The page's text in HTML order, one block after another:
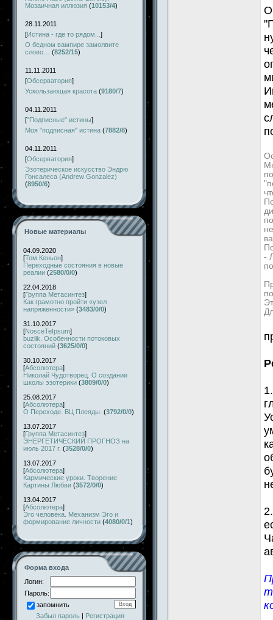
Мозаичная иллюзия (10153/4)
28.11.2011
[Истина - где то рядом... ]
О бедном вампире замолвите
слово…
(8252/15)
11.11.2011
[Обсерватория]
Ускользающая красота (9180/7)
04.11.2011
["Подписные" истины]
Моя "подписная" истина (7882/8)
04.11.2011
[Обсерватория]
Эзотерическое искусство Эндрю
Гонсалеса (Andrew Gonzalez)
(8950/6)
Новые материалы
04.09.2020
[Том Кеньон]
Переходные состояния в новые
реалии (2580/0/0)
22.04.2018
[Группа Метасинтез]
Как грамотно пройти «узел
напряженности» (3483/0/0)
31.10.2017
[NosceTeIpsum]
buzlik. Особенности потоковых
состояний (3625/0/0)
30.10.2017
[Абсолютера]
Николай Чудотворец. О создании
школы эзотерики (3809/0/0)
25.08.2017
[Абсолютера]
О Переходе. ВЦ Плеяды. (3792/0/0)
13.07.2017
[Группа Метасинтез]
ЭНЕРГЕТИЧЕСКИЙ ПРОГНОЗ на
июль 2017 г. (3528/0/0)
13.07.2017
[Абсолютера]
Кармические уроки. Творение
Картины Любви (3572/0/0)
13.04.2017
[Абсолютера]
Эго человека. Механизм Эго и
формирование личности (4080/0/1)
Форма входа
Логин:
Пароль:
запомнить
Забыл пароль | Регистрация
-